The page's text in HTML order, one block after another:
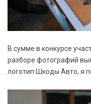
В сумме в конкурсе
разборе фотографий
логотип Шкоды Авто, я